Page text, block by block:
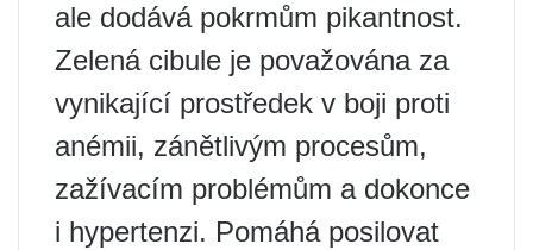
ale dodává pokrmům pikantnost.
Zelená cibule je považována za
vynikající prostředek v boji proti
anémii, zánětlivým procesům,
zažívacím problémům a dokonce
i hypertenzi. Pomáhá posilovat